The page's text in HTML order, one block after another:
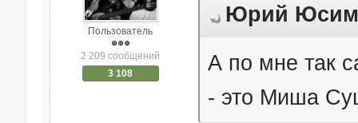
Пользователь
2 209 сообщений
3 108
Юрий Юсим
А по мне так
- это Миша